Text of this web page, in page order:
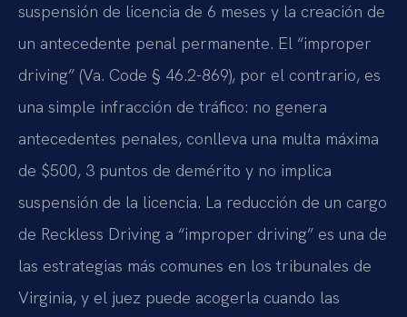
suspensión de licencia de 6 meses y la creación de
un antecedente penal permanente. El “improper
driving” (Va. Code § 46.2-869), por el contrario, es
una simple infracción de tráfico: no genera
antecedentes penales, conlleva una multa máxima
de $500, 3 puntos de demérito y no implica
suspensión de la licencia. La reducción de un cargo
de Reckless Driving a “improper driving” es una de
las estrategias más comunes en los tribunales de
Virginia, y el juez puede acogerla cuando las